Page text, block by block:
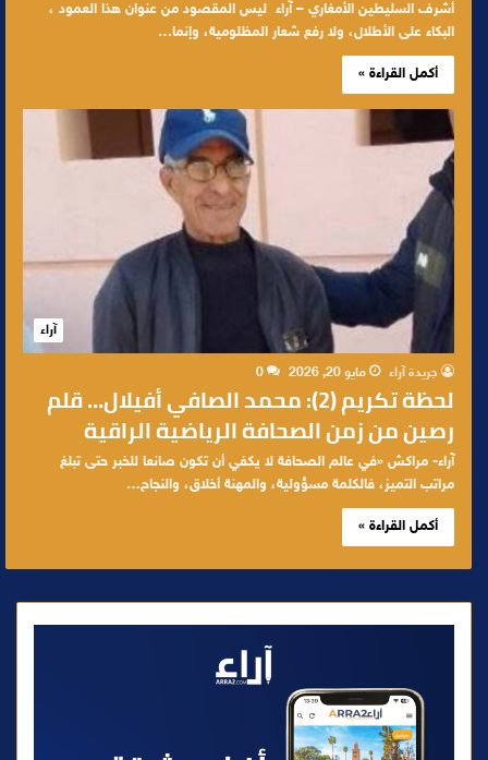
أشرف السليطين الأمغاري – آراء ليس المقصود من عنوان هذا العمود ،
البكاء على الأطلال، ولا رفع شعار المظلومية، وإنما…
أكمل القراءة »
آراء
جريدة آراء مايو 20, 2026 0
لحظة تكريم (2): محمد الصافي أفيلال… قلم
رصين من زمن الصحافة الرياضية الراقية
آراء- مراكش «في عالم الصحافة لا يكفي أن تكون صانعا للخبر حتى تبلغ
مراتب التميز، فالكلمة مسؤولية، والمهنة أخلاق، والنجاح…
أكمل القراءة »